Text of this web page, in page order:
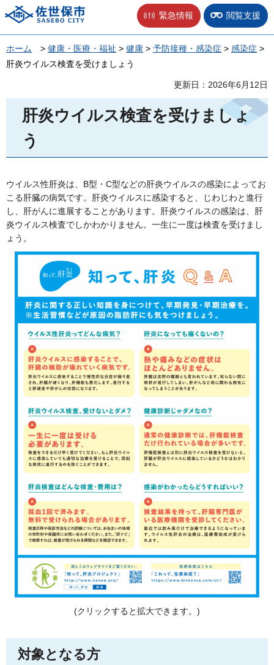
佐世保市 緊急情報 閲覧支援
ホーム > 健康・医療・福祉 > 健康 > 予防接種・感染症 > 感染症 >
肝炎ウイルス検査を受けましょう
更新日：2026年6月12日
肝炎ウイルス検査を受けましょ
う
ウイルス性肝炎は、B型・C型などの肝炎ウイルスの感染によってお
こる肝臓の病気です。肝炎ウイルスに感染すると、じわじわと進行
し、肝がんに進展することがあります。肝炎ウイルスの感染は、肝
炎ウイルス検査でしかわかりません。一生に一度は検査を受けまし
ょう。
(クリックすると拡大できます。)
対象となる方